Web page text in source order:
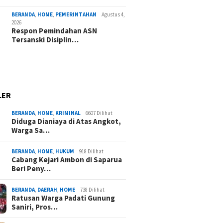
BERANDA, HOME, PEMERINTAHAN
Agustus 4,
2026
Respon Pemindahan ASN
Tersanski Disiplin…
BERANDA, HOME, KRIMINAL 6607 Dilihat
Diduga Dianiaya di Atas Angkot,
Warga Sa…
BERANDA, HOME, HUKUM 918 Dilihat
Cabang Kejari Ambon di Saparua
Beri Peny…
BERANDA, DAERAH, HOME 738 Dilihat
Ratusan Warga Padati Gunung
Saniri, Pros…